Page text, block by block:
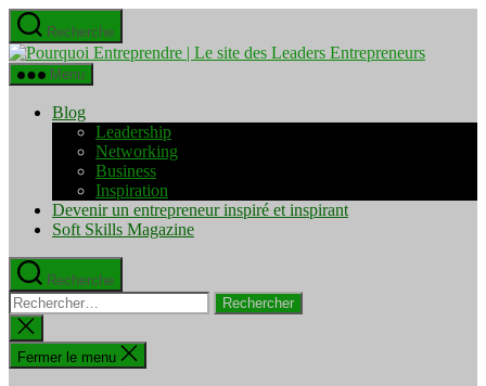
Aller
au
contenu
Recherche
Pourquoi
Menu
Blog
Leadership
Networking
Business
Inspiration
Devenir un entrepreneur inspiré et inspirant
Soft Skills Magazine
Recherche
Rechercher :
Fermer
la
recherche
Fermer le menu